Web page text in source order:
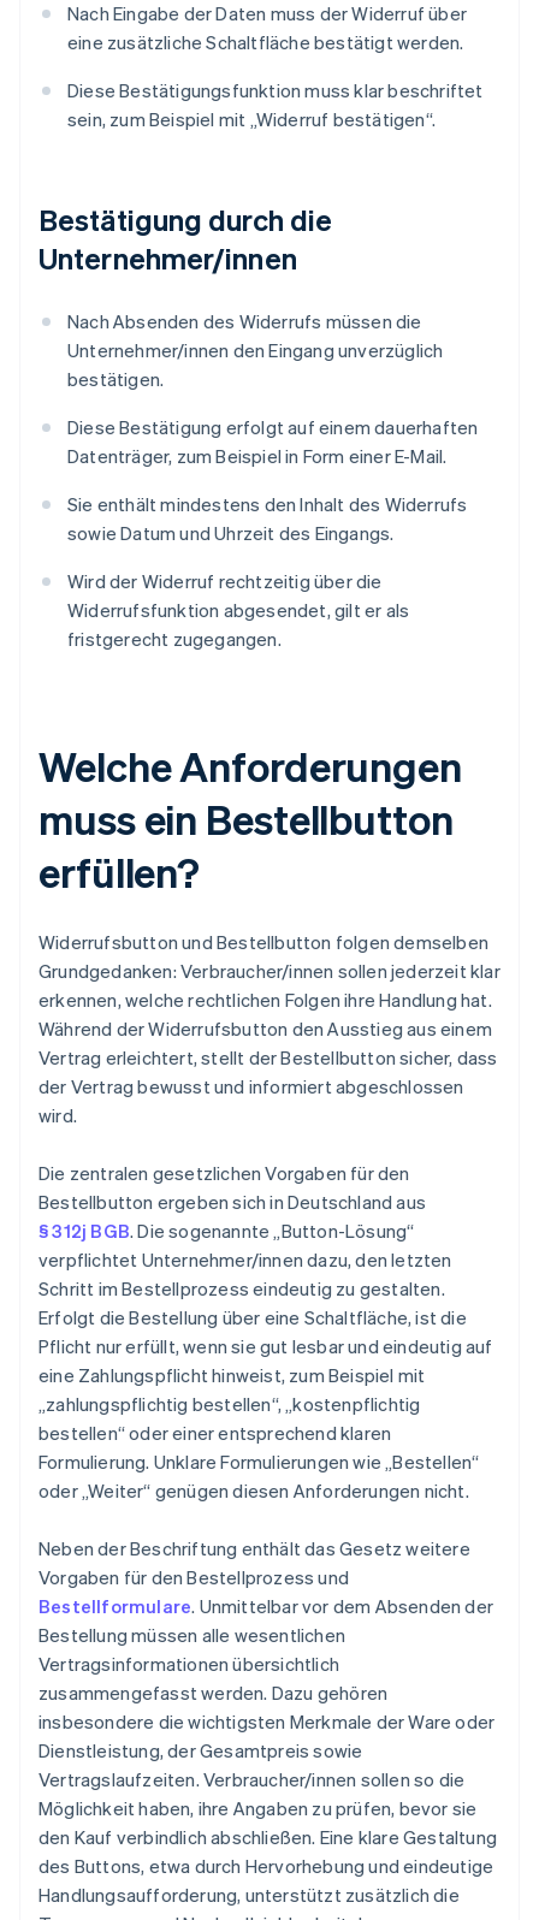
Nach Eingabe der Daten muss der Widerruf über
eine zusätzliche Schaltfläche bestätigt werden.
Diese Bestätigungsfunktion muss klar beschriftet
sein, zum Beispiel mit „Widerruf bestätigen“.
Bestätigung durch die
Unternehmer/innen
Nach Absenden des Widerrufs müssen die
Unternehmer/innen den Eingang unverzüglich
bestätigen.
Diese Bestätigung erfolgt auf einem dauerhaften
Datenträger, zum Beispiel in Form einer E-Mail.
Sie enthält mindestens den Inhalt des Widerrufs
sowie Datum und Uhrzeit des Eingangs.
Wird der Widerruf rechtzeitig über die
Widerrufsfunktion abgesendet, gilt er als
fristgerecht zugegangen.
Welche Anforderungen
muss ein Bestellbutton
erfüllen?
Widerrufsbutton und Bestellbutton folgen demselben
Grundgedanken: Verbraucher/innen sollen jederzeit klar
erkennen, welche rechtlichen Folgen ihre Handlung hat.
Während der Widerrufsbutton den Ausstieg aus einem
Vertrag erleichtert, stellt der Bestellbutton sicher, dass
der Vertrag bewusst und informiert abgeschlossen
wird.
Die zentralen gesetzlichen Vorgaben für den
Bestellbutton ergeben sich in Deutschland aus
§ 312j BGB. Die sogenannte „Button-Lösung“
verpflichtet Unternehmer/innen dazu, den letzten
Schritt im Bestellprozess eindeutig zu gestalten.
Erfolgt die Bestellung über eine Schaltfläche, ist die
Pflicht nur erfüllt, wenn sie gut lesbar und eindeutig auf
eine Zahlungspflicht hinweist, zum Beispiel mit
„zahlungspflichtig bestellen“, „kostenpflichtig
bestellen“ oder einer entsprechend klaren
Formulierung. Unklare Formulierungen wie „Bestellen“
oder „Weiter“ genügen diesen Anforderungen nicht.
Neben der Beschriftung enthält das Gesetz weitere
Vorgaben für den Bestellprozess und
Bestellformulare. Unmittelbar vor dem Absenden der
Bestellung müssen alle wesentlichen
Vertragsinformationen übersichtlich
zusammengefasst werden. Dazu gehören
insbesondere die wichtigsten Merkmale der Ware oder
Dienstleistung, der Gesamtpreis sowie
Vertragslaufzeiten. Verbraucher/innen sollen so die
Möglichkeit haben, ihre Angaben zu prüfen, bevor sie
den Kauf verbindlich abschließen. Eine klare Gestaltung
des Buttons, etwa durch Hervorhebung und eindeutige
Handlungsaufforderung, unterstützt zusätzlich die